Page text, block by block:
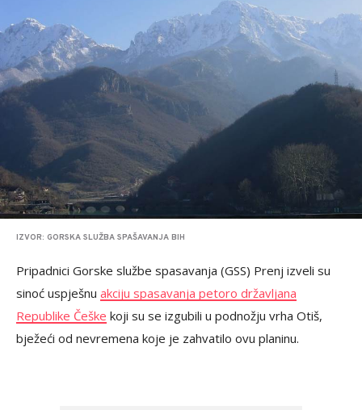
IZVOR: GORSKA SLUŽBA SPAŠAVANJA BIH
Pripadnici Gorske službe spasavanja (GSS) Prenj izveli su
sinoć uspješnu akciju spasavanja petoro državljana
Republike Češke koji su se izgubili u podnožju vrha Otiš,
bježeći od nevremena koje je zahvatilo ovu planinu.